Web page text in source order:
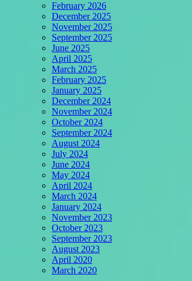
February 2026
December 2025
November 2025
September 2025
June 2025
April 2025
March 2025
February 2025
January 2025
December 2024
November 2024
October 2024
September 2024
August 2024
July 2024
June 2024
May 2024
April 2024
March 2024
January 2024
November 2023
October 2023
September 2023
August 2023
April 2020
March 2020